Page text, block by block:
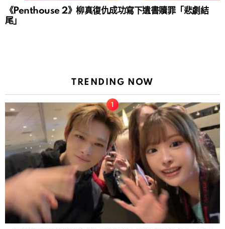
《Penthouse 2》柳真復仇成功寫下遺書贖罪「悲劇結
尾」
TRENDING NOW